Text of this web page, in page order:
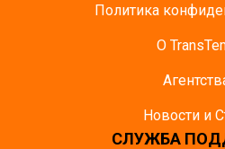
Политика
О
Новости и
СЛУЖБА